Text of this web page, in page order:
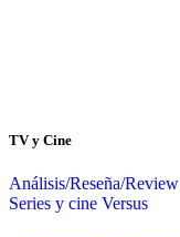
TV y Cine
Análisis/Reseña/Review
Series y cine Versus